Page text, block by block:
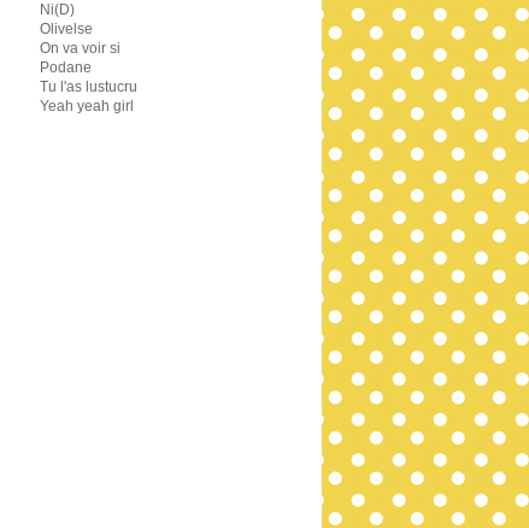
Ni(D)
Olivelse
On va voir si
Podane
Tu l'as lustucru
Yeah yeah girl